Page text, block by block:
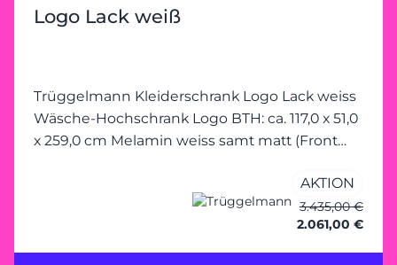
Logo Lack weiß
Trüggelmann Kleiderschrank Logo Lack weiss
Wäsche-Hochschrank Logo BTH: ca. 117,0 x 51,0
x 259,0 cm Melamin weiss samt matt (Front
AKTION
3.435,00 €
2.061,00 €